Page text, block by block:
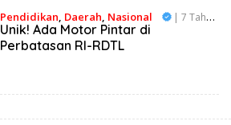
Pendidikan, Daerah, Nasional
| 7 Tahun
Lalu
Unik! Ada Motor Pintar di
Perbatasan RI-RDTL